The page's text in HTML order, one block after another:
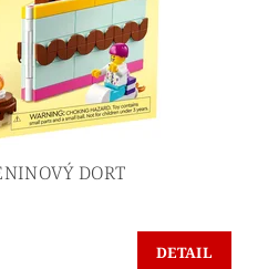
DORT
DETAIL